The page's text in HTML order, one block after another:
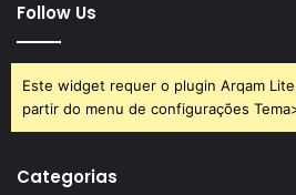
Follow Us
Este widget requer o plugin Arqam
partir do menu de configurações
Categorias